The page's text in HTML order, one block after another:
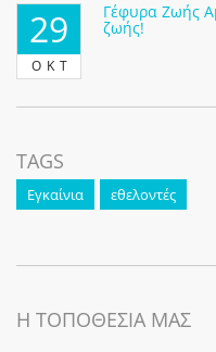
29
ΟΚΤ
Γέφυρα Ζωής
ζωής!
TAGS
Εγκαίνια εθελοντές
Η ΤΟΠΟΘΕΣΙΑ ΜΑΣ